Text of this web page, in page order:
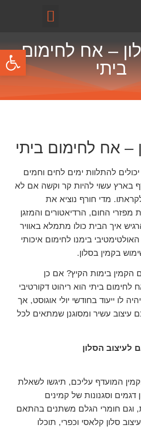
– אח לחימום
ביתי
– אח לחימום ביתי
להתלוות ימים לחים וחמים
בארץ עשוי להיות קר וקשה אם לא
מדי חורף נוציא את
החום, הרדיאטורים והמזגן
איך הבית כולו מתמלא באוויר
בימנו לחימום איכותי
בקמין בסלון.
בימות הקיץ? אם כן
ביתי הוא ריהוט דקורטיבי
לו ייעוד בחודשי יולי אוגוסט, אך
עיצוב עשיר ומסוגנן שמתאים לכל
לעיצוב הסלון
המועדף עליכם, תיגשו לשאלת
דגמים וסגנונות של קמינים
חומרי הגלם משתנים בהתאם
סלון קלאסי וכפרי, תוכלו